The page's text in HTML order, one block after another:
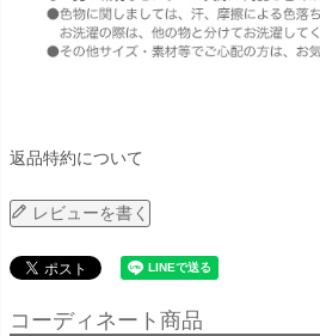
返品特約について
レビューを書く
コーディネート商品